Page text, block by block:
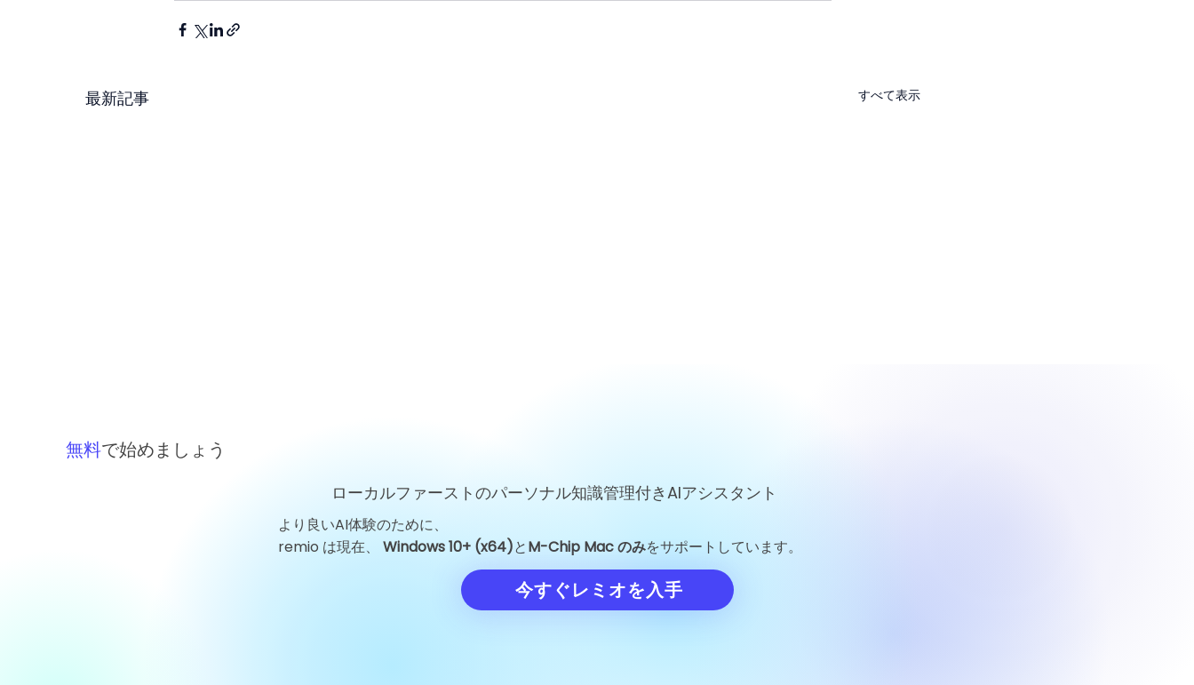
最新記事 すべて表示
GoogleのJeff Dean退社：
一人のエンジニアの離脱がAI
Unitree Robotics、IPO価
格を150.8元に設定、評価額
の試金石に
ス：DeepSeekのIPO割当が
ロボティクス評価の物語を試
無料で始めましょう
ローカルファーストのパーソナル知識管理付きAIアシスタント
より良いAI体験のために、
remio は現在、 Windows 10+ (x64)とM-Chip Mac のみをサポートしています。
今すぐレミオを入手